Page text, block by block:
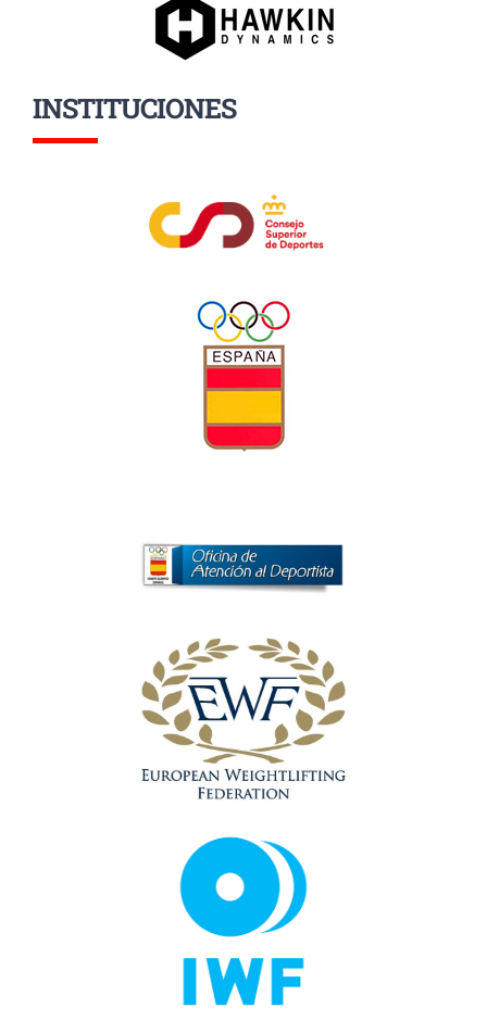
INSTITUCIONES